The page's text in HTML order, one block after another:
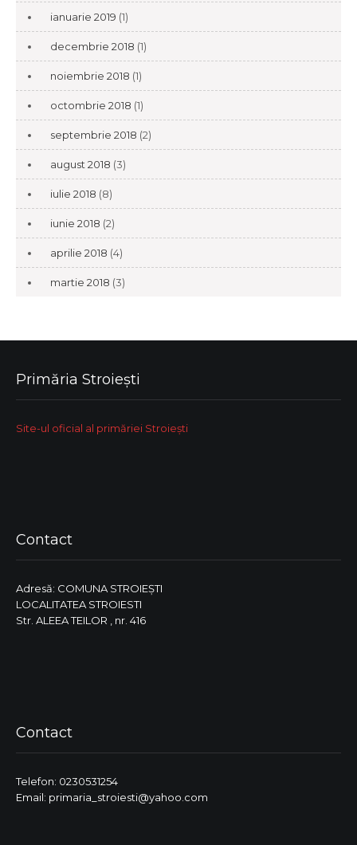
ianuarie 2019 (1)
decembrie 2018 (1)
noiembrie 2018 (1)
octombrie 2018 (1)
septembrie 2018 (2)
august 2018 (3)
iulie 2018 (8)
iunie 2018 (2)
aprilie 2018 (4)
martie 2018 (3)
Primăria Stroiești
Site-ul oficial al primăriei Stroiești
Contact
Adresă: COMUNA STROIEŞTI
LOCALITATEA STROIESTI
Str. ALEEA TEILOR , nr. 416
Contact
Telefon: 0230531254
Email: primaria_stroiesti@yahoo.com